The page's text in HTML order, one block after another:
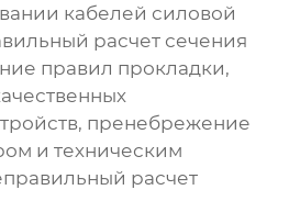
кабелей силовой
расчет сечения
правил прокладки,
пренебрежение
и техническим
расчет